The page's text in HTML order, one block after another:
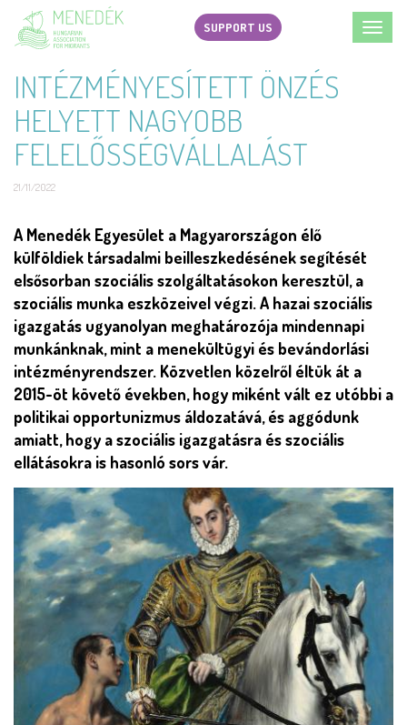
content
SUPPORT US
INTÉZMÉNYESÍTETT ÖNZÉS
HELYETT NAGYOBB
FELELŐSSÉGVÁLLALÁST
21/11/2022
Short
description
A Menedék Egyesület a Magyarországon élő
külföldiek társadalmi beilleszkedésének segítését
elsősorban szociális szolgáltatásokon keresztül, a
szociális munka eszközeivel végzi. A hazai szociális
igazgatás ugyanolyan meghatározója mindennapi
munkánknak, mint a menekültügyi és bevándorlási
intézményrendszer. Közvetlen közelről éltük át a
2015-öt követő években, hogy miként vált ez utóbbi a
politikai opportunizmus áldozatává, és aggódunk
amiatt, hogy a szociális igazgatásra és szociális
ellátásokra is hasonló sors vár.